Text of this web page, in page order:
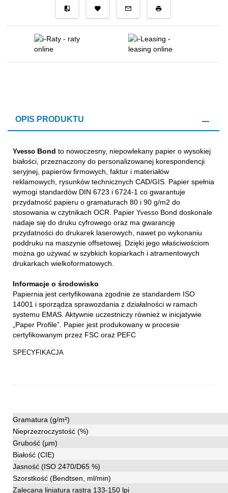
OPIS PRODUKTU
Yvesso Bond to nowoczesny, niepowlekany papier o wysokiej
białości, przeznaczony do personalizowanej korespondencji
seryjnej, papierów firmowych, faktur i materiałów
reklamowych, rysunków technicznych CAD/GIS. Papier spełnia
wymogi standardów DIN 6723 i 6724-1 co gwarantuje
przydatność papieru o gramaturach 80 i 90 g/m2 do
stosowania w czytnikach OCR. Papier Yvesso Bond doskonale
nadaje się do druku cyfrowego oraz ma gwarancję
przydatności do drukarek laserowych, nawet po wykonaniu
poddruku na maszynie offsetowej. Dzięki jego właściwościom
można go używać w szybkich kopiarkach i atramentowych
drukarkach wielkoformatowych.
Informacje o środowisko
Papiernia jest certyfikowana zgodnie ze standardem ISO
14001 i sporządza sprawozdania z działalności w ramach
systemu EMAS. Aktywnie uczestniczy również w inicjatywie
„Paper Profile”. Papier jest produkowany w procesie
certyfikowanym przez FSC oraz PEFC
SPECYFIKACJA
Gramatura (g/m²)
Nieprzezroczystość (%)
Grubość (µm)
Białość (CIE)
Jasność (ISO 2470/D65 %)
Szorstkość (Bendtsen, ml/min)
Zalecana liniatura rastra 133-150 lpi